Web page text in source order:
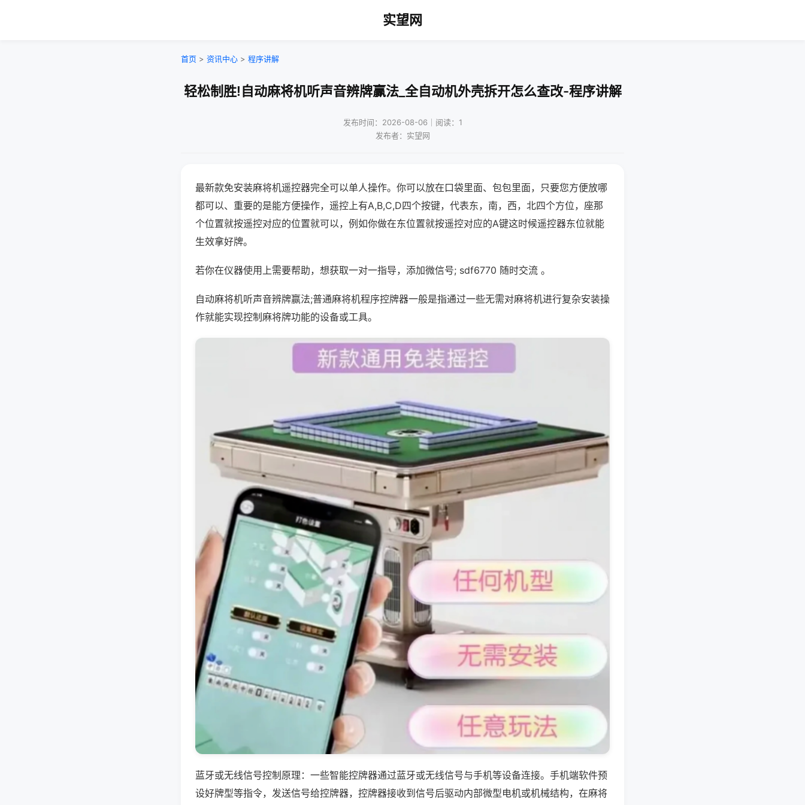
实望网
首页 > 资讯中心 > 程序讲解
轻松制胜!自动麻将机听声音辨牌赢法_全自动机外壳拆开怎么查改-程序讲解
发布时间：2026-08-06｜阅读：1
发布者：实望网
最新款免安装麻将机遥控器完全可以单人操作。你可以放在口袋里面、包包里面，只要您方便放哪
都可以、重要的是能方便操作，遥控上有A,B,C,D四个按键，代表东，南，西，北四个方位，座那
个位置就按遥控对应的位置就可以，例如你做在东位置就按遥控对应的A键这时候遥控器东位就能
生效拿好牌。
若你在仪器使用上需要帮助，想获取一对一指导，添加微信号; sdf6770 随时交流 。
自动麻将机听声音辨牌赢法;普通麻将机程序控牌器一般是指通过一些无需对麻将机进行复杂安装操
作就能实现控制麻将牌功能的设备或工具。
蓝牙或无线信号控制原理：一些智能控牌器通过蓝牙或无线信号与手机等设备连接。手机端软件预
设好牌型等指令，发送信号给控牌器，控牌器接收到信号后驱动内部微型电机或机械结构，在麻将